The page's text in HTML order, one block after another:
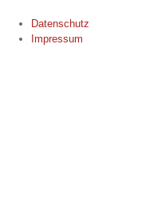
Datenschutz
Impressum